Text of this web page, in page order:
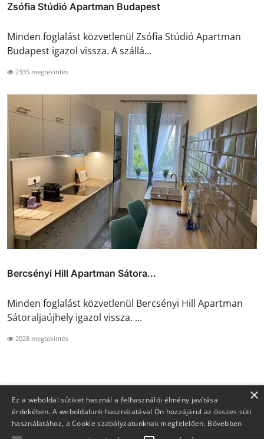
Zsófia Stúdió Apartman Budapest
Minden foglalást közvetlenül Zsófia Stúdió Apartman
Budapest igazol vissza. A szállá...
2335 megtekintés
Bercsényi Hill Apartman Sátora...
Minden foglalást közvetlenül Bercsényi Hill Apartman
Sátoraljaújhely igazol vissza. ...
2028 megtekintés
×
Ez a weboldal sütiket használ a felhasználói élmény javítása
érdekében. A weboldalunk használatával Ön hozzájárul az összes süti
használatához, a Cookie szabályzatunknak megfelelően. Bővebben